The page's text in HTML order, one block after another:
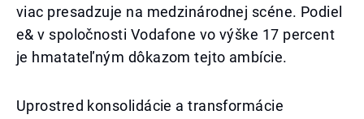
viac presadzuje na medzinárodnej scéne. Podiel
e& v spoločnosti Vodafone vo výške 17 percent
je hmatateľným dôkazom tejto ambície.
Uprostred konsolidácie a transformácie